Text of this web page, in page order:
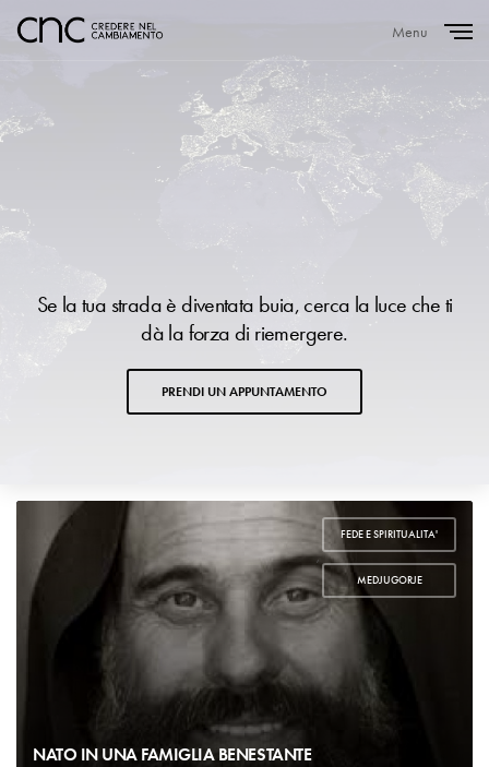
Menu
Se la tua strada è diventata buia, cerca la luce che ti
dà la forza di riemergere.
PRENDI UN APPUNTAMENTO
FEDE E SPIRITUALITA'
,
MEDJUGORJE
NATO IN UNA FAMIGLIA BENESTANTE